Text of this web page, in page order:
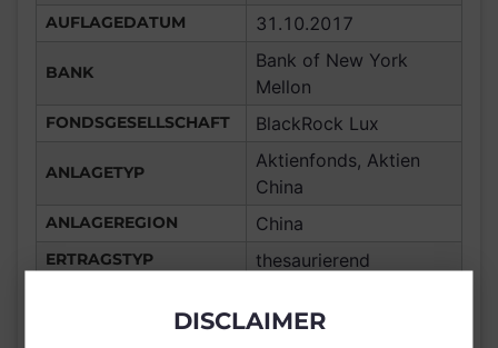
AUFLAGEDATUM 31.10.2017
BANK
Bank of New York
Mellon
FONDSGESELLSCHAFT BlackRock Lux
ANLAGETYP
Aktienfonds, Aktien
China
ANLAGEREGION China
ERTRAGSTYP thesaurierend
Portugal, Frankreich,
DISCLAIMER